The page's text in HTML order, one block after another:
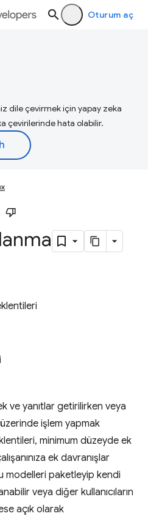
Oturum aç
dile çevirmek için yapay zeka
çevirilerinde hata olabilir.
ve yanıtlar getirilirken veya
işlem yapmak
minimum düzeyde ek
ek davranışlar
modelleri paketleyip kendi
veya diğer kullanıcıların
açık olarak